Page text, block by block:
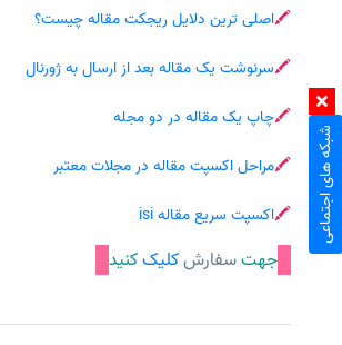
🖍اصلی ترین دلایل ریجکت مقاله چیست؟
🖍سرنوشت یک مقاله بعد از ارسال به ژورنال
🖍چاپ یک مقاله در دو مجله
🖍مراحل اکسپت مقاله در مجلات معتبر
🖍اکسپت سریع مقاله isi
جهتسفارشکلیککنید
شبکه های اجتماعی